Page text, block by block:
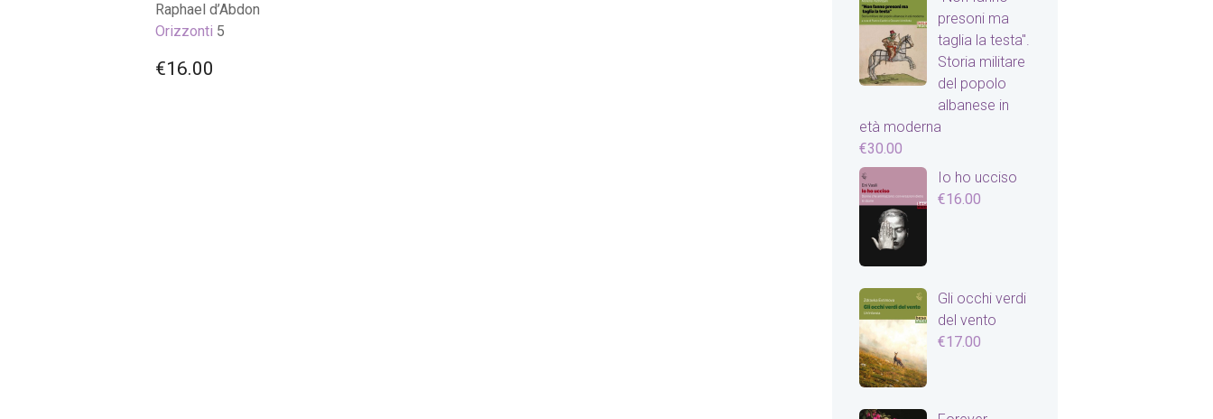
Raphael d’Abdon
Orizzonti 5
€16.00
presoni ma
taglia la testa".
Storia militare
del popolo
albanese in
età moderna
€30.00
Io ho ucciso
€16.00
Gli occhi verdi
del vento
€17.00